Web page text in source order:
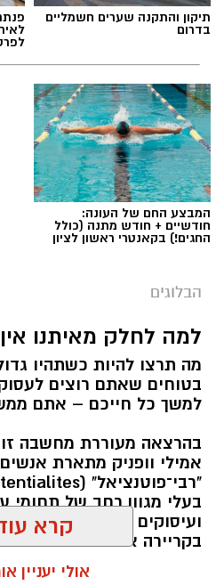
תיקון והתקנה שערים חשמליים
בדרום
המבצע החם של העונה:
חודשיים + חודש מתנה (כולל
החגים!) בקאנטרי ראשון לציון
הבלוגים
למה לחלק מאיתנו אין
מה תרצו להיות כשתהיו
בטוחים שאתם רוצים
למשך כל חייכם – אתם
בהרצאה מעוררת מחשבה
אמילי וופניק מתארת
בעלי מגוון רחב של תחומי
ועיסוקים שונים לאורך
בקריירה אחת בלבד.
האם גם אתם כאלה?
קרא
אולי יעניין